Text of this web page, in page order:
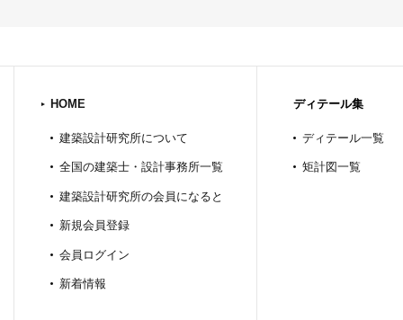
HOME
建築設計研究所について
全国の建築士・設計事務所一覧
建築設計研究所の会員になると
新規会員登録
会員ログイン
新着情報
ディテール集
ディテール一覧
矩計図一覧